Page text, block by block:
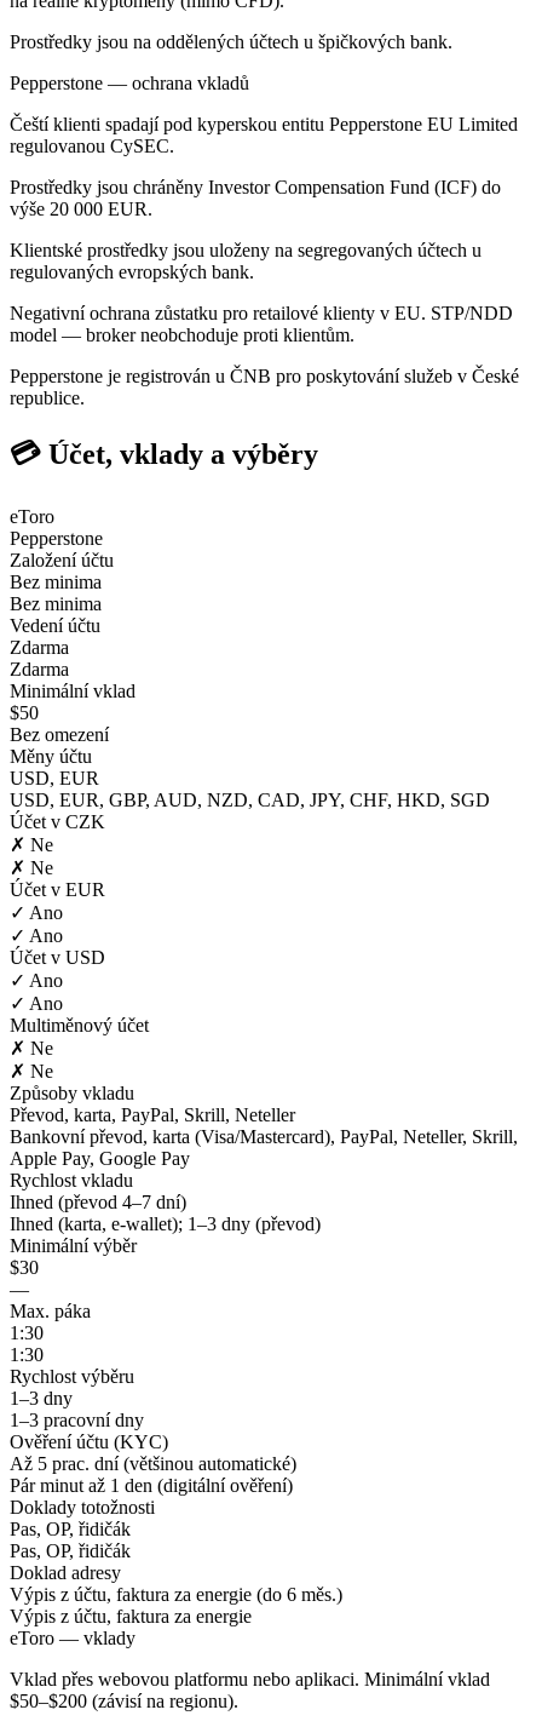
Prostředky jsou na oddělených účtech u špičkových bank.
Pepperstone — ochrana vkladů
Čeští klienti spadají pod kyperskou entitu Pepperstone EU Limited
regulovanou CySEC.
Prostředky jsou chráněny Investor Compensation Fund (ICF) do
výše 20 000 EUR.
Klientské prostředky jsou uloženy na segregovaných účtech u
regulovaných evropských bank.
Negativní ochrana zůstatku pro retailové klienty v EU. STP/NDD
model — broker neobchoduje proti klientům.
Pepperstone je registrován u ČNB pro poskytování služeb v České
republice.
💳 Účet, vklady a výběry
eToro
Pepperstone
Založení účtu
Bez minima
Bez minima
Vedení účtu
Zdarma
Zdarma
Minimální vklad
$50
Bez omezení
Měny účtu
USD, EUR
USD, EUR, GBP, AUD, NZD, CAD, JPY, CHF, HKD, SGD
Účet v CZK
✗ Ne
✗ Ne
Účet v EUR
✓ Ano
✓ Ano
Účet v USD
✓ Ano
✓ Ano
Multiměnový účet
✗ Ne
✗ Ne
Způsoby vkladu
Převod, karta, PayPal, Skrill, Neteller
Bankovní převod, karta (Visa/Mastercard), PayPal, Neteller, Skrill,
Apple Pay, Google Pay
Rychlost vkladu
Ihned (převod 4–7 dní)
Ihned (karta, e-wallet); 1–3 dny (převod)
Minimální výběr
$30
—
Max. páka
1:30
1:30
Rychlost výběru
1–3 dny
1–3 pracovní dny
Ověření účtu (KYC)
Až 5 prac. dní (většinou automatické)
Pár minut až 1 den (digitální ověření)
Doklady totožnosti
Pas, OP, řidičák
Pas, OP, řidičák
Doklad adresy
Výpis z účtu, faktura za energie (do 6 měs.)
Výpis z účtu, faktura za energie
eToro — vklady
Vklad přes webovou platformu nebo aplikaci. Minimální vklad
$50–$200 (závisí na regionu).